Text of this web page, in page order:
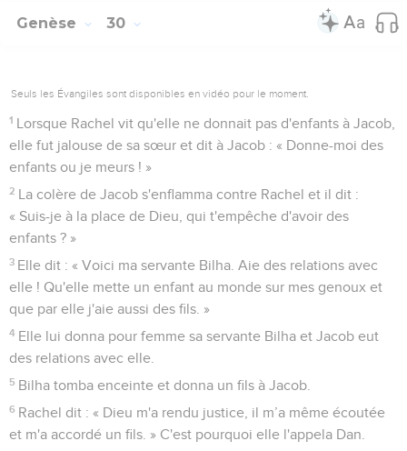
Genèse 30
Seuls les Évangiles sont disponibles en vidéo pour le moment.
1 Lorsque Rachel vit qu'elle ne donnait pas d'enfants à Jacob,
elle fut jalouse de sa sœur et dit à Jacob : « Donne-moi des
enfants ou je meurs ! »
2 La colère de Jacob s'enflamma contre Rachel et il dit :
« Suis-je à la place de Dieu, qui t'empêche d'avoir des
enfants ? »
3 Elle dit : « Voici ma servante Bilha. Aie des relations avec
elle ! Qu'elle mette un enfant au monde sur mes genoux et
que par elle j'aie aussi des fils. »
4 Elle lui donna pour femme sa servante Bilha et Jacob eut
des relations avec elle.
5 Bilha tomba enceinte et donna un fils à Jacob.
6 Rachel dit : « Dieu m'a rendu justice, il m’a même écoutée
et m'a accordé un fils. » C'est pourquoi elle l'appela Dan.